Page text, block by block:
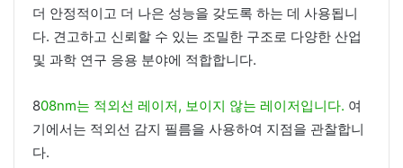
더 안정적이고 더 나은 성능을 갖도록 하는 데 사용됩니
다. 견고하고 신뢰할 수 있는 조밀한 구조로 다양한 산업
및 과학 연구 응용 분야에 적합합니다.
808nm는 적외선 레이저, 보이지 않는 레이저입니다. 여
기에서는 적외선 감지 필름을 사용하여 지점을 관찰합니
다.